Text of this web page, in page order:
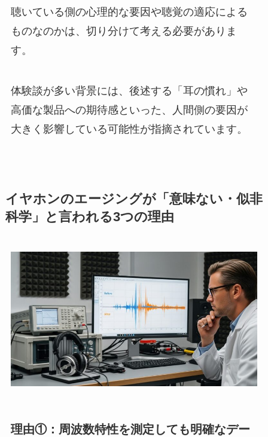
聴いている側の心理的な要因や聴覚の適応による
ものなのかは、切り分けて考える必要がありま
す。
体験談が多い背景には、後述する「耳の慣れ」や
高価な製品への期待感といった、人間側の要因が
大きく影響している可能性が指摘されています。
イヤホンのエージングが「意味ない・似非
科学」と言われる3つの理由
理由①：周波数特性を測定しても明確なデー